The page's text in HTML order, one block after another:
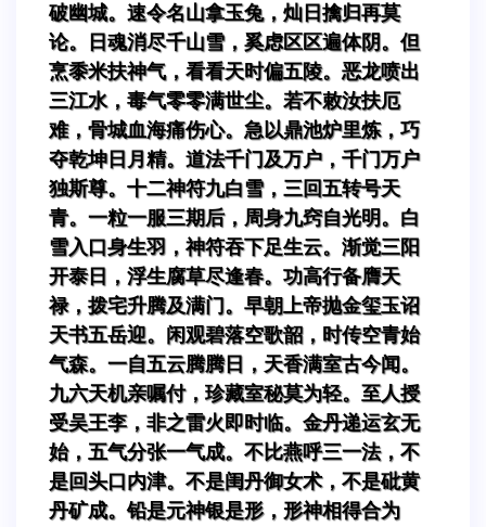
破幽城。速令名山拿玉兔，灿日擒归再莫
论。日魂消尽千山雪，奚虑区区遍体阴。但
烹黍米扶神气，看看天时偏五陵。恶龙喷出
三江水，毒气零零满世尘。若不敕汝扶厄
难，骨城血海痛伤心。急以鼎池炉里炼，巧
夺乾坤日月精。道法千门及万户，千门万户
独斯尊。十二神符九白雪，三回五转号天
青。一粒一服三期后，周身九窍自光明。白
雪入口身生羽，神符吞下足生云。渐觉三阳
开泰日，浮生腐草尽逢春。功高行备膺天
禄，拨宅升腾及满门。早朝上帝抛金玺玉诏
天书五岳迎。闲观碧落空歌韶，时传空青始
气森。一自五云腾腾日，天香满室古今闻。
九六天机亲嘱付，珍藏室秘莫为轻。至人授
受吴王李，非之雷火即时临。金丹递运玄无
始，五气分张一气成。不比燕呼三一法，不
是回头口内津。不是闺丹御女术，不是砒黄
丹矿成。铅是元神银是形，形神相得合为